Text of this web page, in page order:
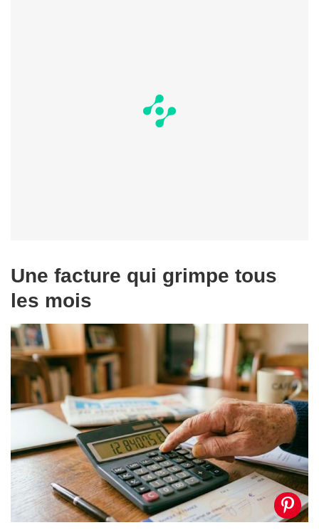
Une facture qui grimpe tous
les mois